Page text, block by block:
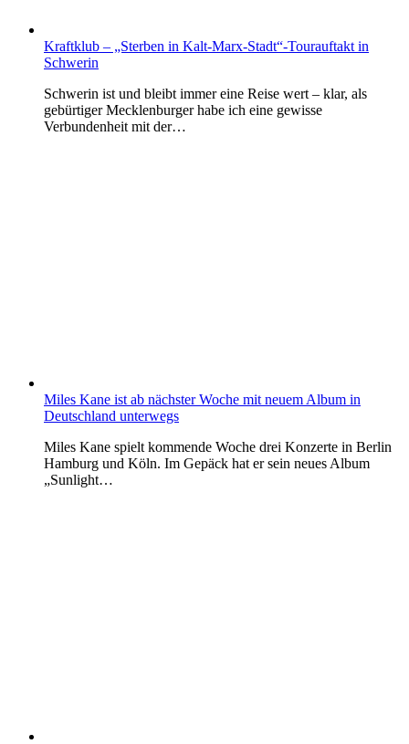
Kraftklub – „Sterben in Kalt-Marx-Stadt“-Tourauftakt in
Schwerin
Schwerin ist und bleibt immer eine Reise wert – klar, als
gebürtiger Mecklenburger habe ich eine gewisse
Verbundenheit mit der…
Miles Kane ist ab nächster Woche mit neuem Album in
Deutschland unterwegs
Miles Kane spielt kommende Woche drei Konzerte in Berlin
Hamburg und Köln. Im Gepäck hat er sein neues Album
„Sunlight…